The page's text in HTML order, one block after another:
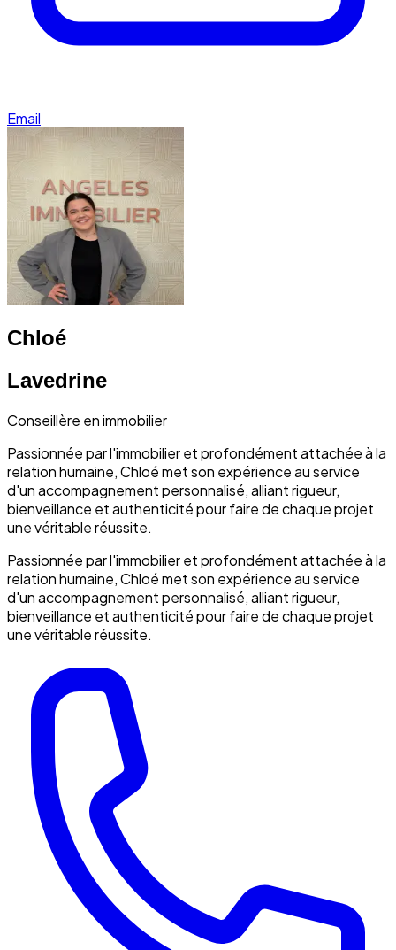
Email
Chloé
Lavedrine
Conseillère en immobilier
Passionnée par l'immobilier et profondément attachée à la
relation humaine, Chloé met son expérience au service
d'un accompagnement personnalisé, alliant rigueur,
bienveillance et authenticité pour faire de chaque projet
une véritable réussite.
Passionnée par l'immobilier et profondément attachée à la
relation humaine, Chloé met son expérience au service
d'un accompagnement personnalisé, alliant rigueur,
bienveillance et authenticité pour faire de chaque projet
une véritable réussite.